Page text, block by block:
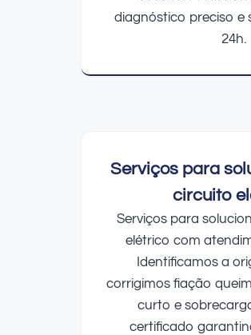
diagnóstico preciso e
24h.
Serviços para
circuito
Serviços para
elétrico com
Identificamos a
corrigimos fiação
curto e
certificado